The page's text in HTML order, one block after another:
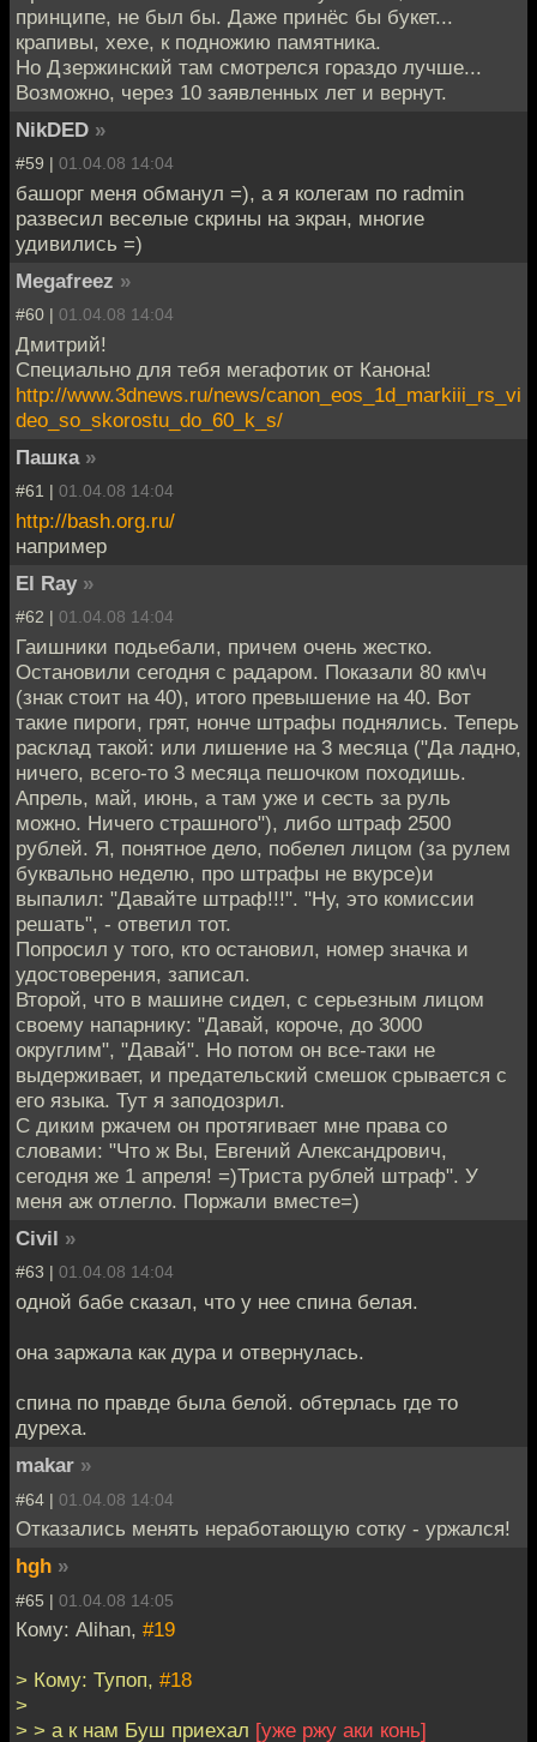
принципе, не был бы. Даже принёс бы букет...
крапивы, хехе, к подножию памятника.
Но Дзержинский там смотрелся гораздо лучше...
Возможно, через 10 заявленных лет и вернут.
NikDED »
#59 | 01.04.08 14:04
башорг меня обманул =), а я колегам по radmin
развесил веселые скрины на экран, многие
удивились =)
Megafreez »
#60 | 01.04.08 14:04
Дмитрий!
Специально для тебя мегафотик от Канона!
http://www.3dnews.ru/news/canon_eos_1d_markiii_rs_vi
deo_so_skorostu_do_60_k_s/
Пашка »
#61 | 01.04.08 14:04
http://bash.org.ru/
например
El Ray »
#62 | 01.04.08 14:04
Гаишники подьебали, причем очень жестко.
Остановили сегодня с радаром. Показали 80 км\ч
(знак стоит на 40), итого превышение на 40. Вот
такие пироги, грят, нонче штрафы поднялись. Теперь
расклад такой: или лишение на 3 месяца ("Да ладно,
ничего, всего-то 3 месяца пешочком походишь.
Апрель, май, июнь, а там уже и сесть за руль
можно. Ничего страшного"), либо штраф 2500
рублей. Я, понятное дело, побелел лицом (за рулем
буквально неделю, про штрафы не вкурсе)и
выпалил: "Давайте штраф!!!". "Ну, это комиссии
решать", - ответил тот.
Попросил у того, кто остановил, номер значка и
удостоверения, записал.
Второй, что в машине сидел, с серьезным лицом
своему напарнику: "Давай, короче, до 3000
округлим", "Давай". Но потом он все-таки не
выдерживает, и предательский смешок срывается с
его языка. Тут я заподозрил.
С диким ржачем он протягивает мне права со
словами: "Что ж Вы, Евгений Александрович,
сегодня же 1 апреля! =)Триста рублей штраф". У
меня аж отлегло. Поржали вместе=)
Civil »
#63 | 01.04.08 14:04
одной бабе сказал, что у нее спина белая.
она заржала как дура и отвернулась.
спина по правде была белой. обтерлась где то
дуреха.
makar »
#64 | 01.04.08 14:04
Отказались менять неработающую сотку - уржался!
hgh »
#65 | 01.04.08 14:05
Кому: Alihan, #19
> Кому: Тупоп, #18
>
> > а к нам Буш приехал [уже ржу аки конь]